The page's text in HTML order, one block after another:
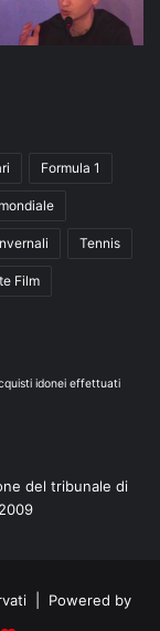
Formula 1
Tennis
Film
idonei effettuati
del tribunale di
| Powered by